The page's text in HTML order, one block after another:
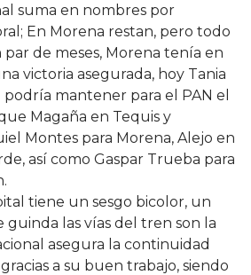
suma en nombres por
En Morena restan, pero todo
de meses, Morena tenía en
victoria asegurada, hoy Tania
mantener para el PAN el
Magaña en Tequis y
Montes para Morena, Alejo en
así como Gaspar Trueba para
tiene un sesgo bicolor, un
las vías del tren son la
asegura la continuidad
a su buen trabajo, siendo